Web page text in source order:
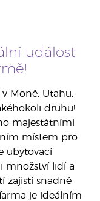
událost
v Moně, Utahu,
druhu!
majestátními
místem pro
ubytovací
množství lidí a
zajistí snadné
je ideálním